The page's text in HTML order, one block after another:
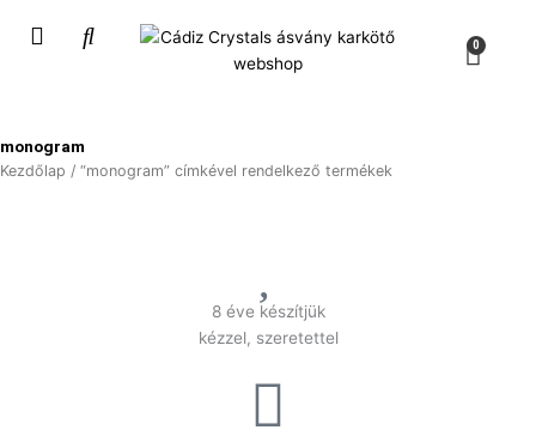
0
monogram
Kezdőlap / “monogram” címkével rendelkező termékek
8 éve készítjük
kézzel, szeretettel